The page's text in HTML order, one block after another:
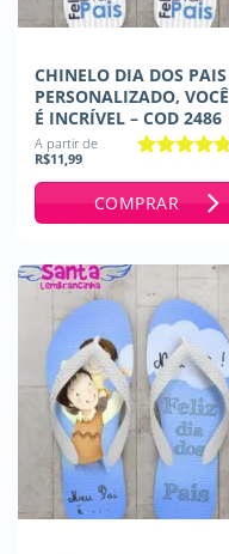
CHINELO DIA DOS PAIS
PERSONALIZADO, VOCÊ
É INCRÍVEL – COD 2486
A partir de
R$11,99
COMPRAR